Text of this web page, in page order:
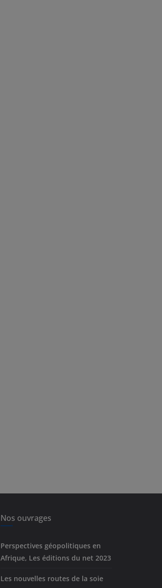
Nos ouvrages
Perspectives géopolitiques en
Afrique, Les éditions du net 2023
Les nouvelles routes de la soie